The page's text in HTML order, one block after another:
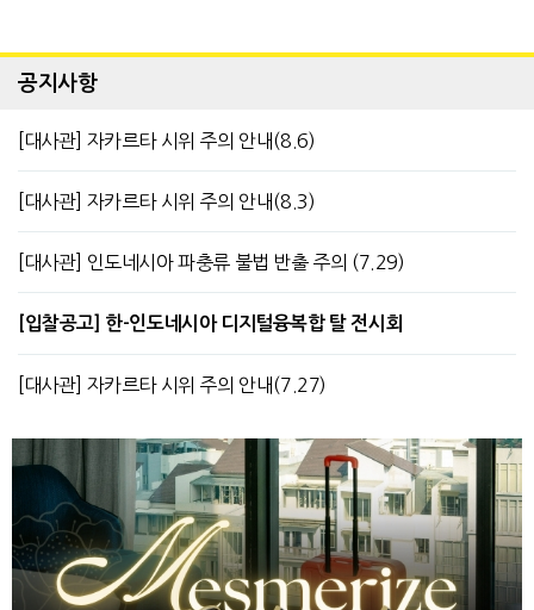
공지사항
[대사관] 자카르타 시위 주의 안내(8.6)
[대사관] 자카르타 시위 주의 안내(8.3)
[대사관] 인도네시아 파충류 불법 반출 주의 (7.29)
[입찰공고] 한-인도네시아 디지털융복합 탈 전시회
[대사관] 자카르타 시위 주의 안내(7.27)